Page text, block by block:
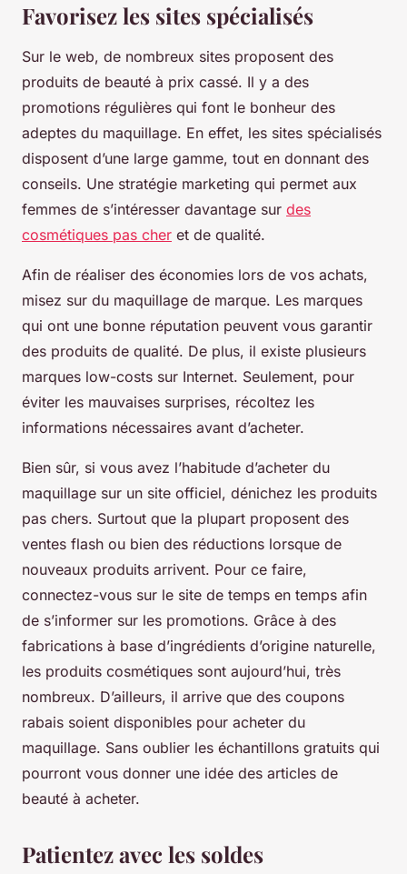
Favorisez les sites spécialisés
Sur le web, de nombreux sites proposent des
produits de beauté à prix cassé. Il y a des
promotions régulières qui font le bonheur des
adeptes du maquillage. En effet, les sites spécialisés
disposent d’une large gamme, tout en donnant des
conseils. Une stratégie marketing qui permet aux
femmes de s’intéresser davantage sur des
cosmétiques pas cher et de qualité.
Afin de réaliser des économies lors de vos achats,
misez sur du maquillage de marque. Les marques
qui ont une bonne réputation peuvent vous garantir
des produits de qualité. De plus, il existe plusieurs
marques low-costs sur Internet. Seulement, pour
éviter les mauvaises surprises, récoltez les
informations nécessaires avant d’acheter.
Bien sûr, si vous avez l’habitude d’acheter du
maquillage sur un site officiel, dénichez les produits
pas chers. Surtout que la plupart proposent des
ventes flash ou bien des réductions lorsque de
nouveaux produits arrivent. Pour ce faire,
connectez-vous sur le site de temps en temps afin
de s’informer sur les promotions. Grâce à des
fabrications à base d’ingrédients d’origine naturelle,
les produits cosmétiques sont aujourd’hui, très
nombreux. D’ailleurs, il arrive que des coupons
rabais soient disponibles pour acheter du
maquillage. Sans oublier les échantillons gratuits qui
pourront vous donner une idée des articles de
beauté à acheter.
Patientez avec les soldes